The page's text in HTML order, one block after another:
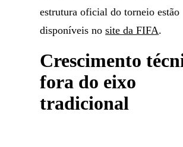
estrutura oficial do torneio estão
disponíveis nosite da FIFA.
Crescimento
fora do eixo
tradicional